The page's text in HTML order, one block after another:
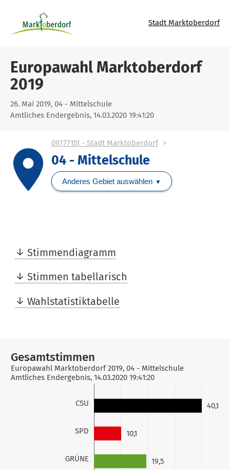
Stadt Marktoberdorf
Europawahl Marktoberdorf
2019
26. Mai 2019, 04 - Mittelschule
Amtliches Endergebnis, 14.03.2020 19:41:20
place
09777151 - Stadt Marktoberdorf
04 - Mittelschule
Anderes Gebiet auswählen
Stimmendiagramm
Stimmen tabellarisch
Wahlstatistiktabelle
CSU
SPD
GRÜNE
40,1
10,1
19,5
Gesamtstimmen
Europawahl Marktoberdorf 2019, 04 - Mittelschule
Amtliches Endergebnis, 14.03.2020 19:41:20